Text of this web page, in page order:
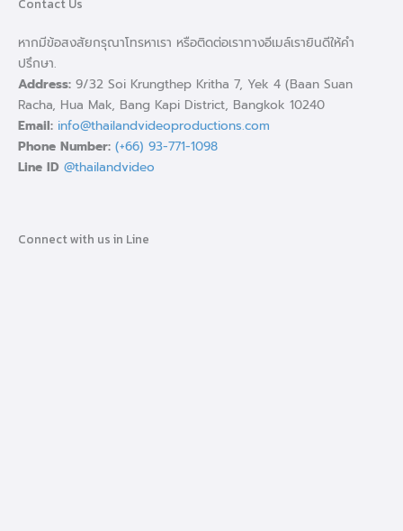
หากมีข้อสงสัยกรุณาโทรหาเรา หรือติดต่อเราทางอีเมล์เรายินดีให้คำ
ปรึกษา.
Address: 9/32 Soi Krungthep Kritha 7, Yek 4 (Baan Suan
Racha, Hua Mak, Bang Kapi District, Bangkok 10240
Email: info@thailandvideoproductions.com
Phone Number: (+66) 93-771-1098
Line ID @thailandvideo
Connect with us in Line